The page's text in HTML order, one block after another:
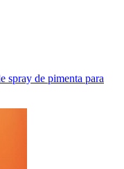
spray de pimenta para